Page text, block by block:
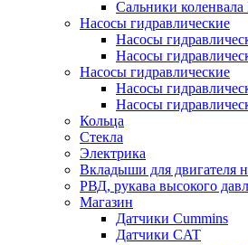
Сальники коленвала
Насосы гидравлические
Насосы
Насосы
Насосы гидравлические
Насосы
Насосы
Кольца
Стекла
Электрика
Вкладыши для двигателя
РВД, рукава высокого
Магазин
Датчики Cummins
Датчики CAT